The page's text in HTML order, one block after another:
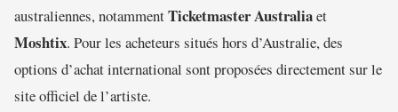
australiennes, notammentTicketmaster Australiaet
Moshtix. Pour les acheteurs situés hors d’Australie, des
options d’achat international sont proposées directement sur le
site officiel de l’artiste.